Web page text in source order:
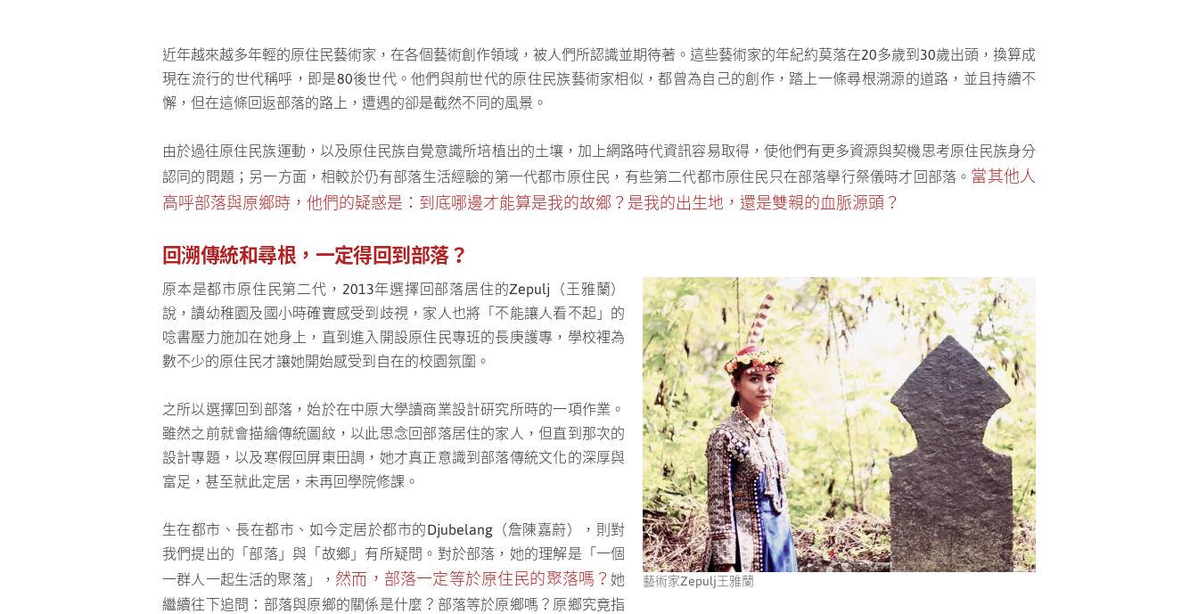
近年越來越多年輕的原住民藝術家，在各個藝術創作領域，被人們所認識並期待著。這些藝術家的年紀約莫落在20多歲到30歲出頭，換算成
現在流行的世代稱呼，即是80後世代。他們與前世代的原住民族藝術家相似，都曾為自己的創作，踏上一條尋根溯源的道路，並且持續不
懈，但在這條回返部落的路上，遭遇的卻是截然不同的風景。
由於過往原住民族運動，以及原住民族自覺意識所培植出的土壤，加上網路時代資訊容易取得，使他們有更多資源與契機思考原住民族身分
認同的問題；另一方面，相較於仍有部落生活經驗的第一代都市原住民，有些第二代都市原住民只在部落舉行祭儀時才回部落。 當其他人
高呼部落與原鄉時，他們的疑惑是：到底哪邊才能算是我的故鄉？是我的出生地，還是雙親的血脈源頭？
回溯傳統和尋根，一定得回到部落？
藝術家Zepulj王雅蘭
原本是都市原住民第二代，2013年選擇回部落居住的Zepulj（王雅蘭）
說，讀幼稚園及國小時確實感受到歧視，家人也將「不能讓人看不起」的
唸書壓力施加在她身上，直到進入開設原住民專班的長庚護專，學校裡為
數不少的原住民才讓她開始感受到自在的校園氛圍。
之所以選擇回到部落，始於在中原大學讀商業設計研究所時的一項作業。
雖然之前就會描繪傳統圖紋，以此思念回部落居住的家人，但直到那次的
設計專題，以及寒假回屏東田調，她才真正意識到部落傳統文化的深厚與
富足，甚至就此定居，未再回學院修課。
生在都市、長在都市、如今定居於都市的Djubelang（詹陳嘉蔚），則對
我們提出的「部落」與「故鄉」有所疑問。對於部落，她的理解是「一個
一群人一起生活的聚落」， 然而，部落一定等於原住民的聚落嗎？她
繼續往下追問：部落與原鄉的關係是什麼？部落等於原鄉嗎？原鄉究竟指